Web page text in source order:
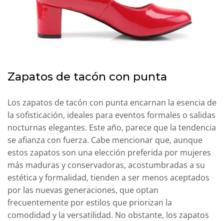
Zapatos de tacón con punta
Los zapatos de tacón con punta encarnan la esencia de
la sofisticación, ideales para eventos formales o salidas
nocturnas elegantes. Este año, parece que la tendencia
se afianza con fuerza. Cabe mencionar que, aunque
estos zapatos son una elección preferida por mujeres
más maduras y conservadoras, acostumbradas a su
estética y formalidad, tienden a ser menos aceptados
por las nuevas generaciones, que optan
frecuentemente por estilos que priorizan la
comodidad y la versatilidad. No obstante, los zapatos